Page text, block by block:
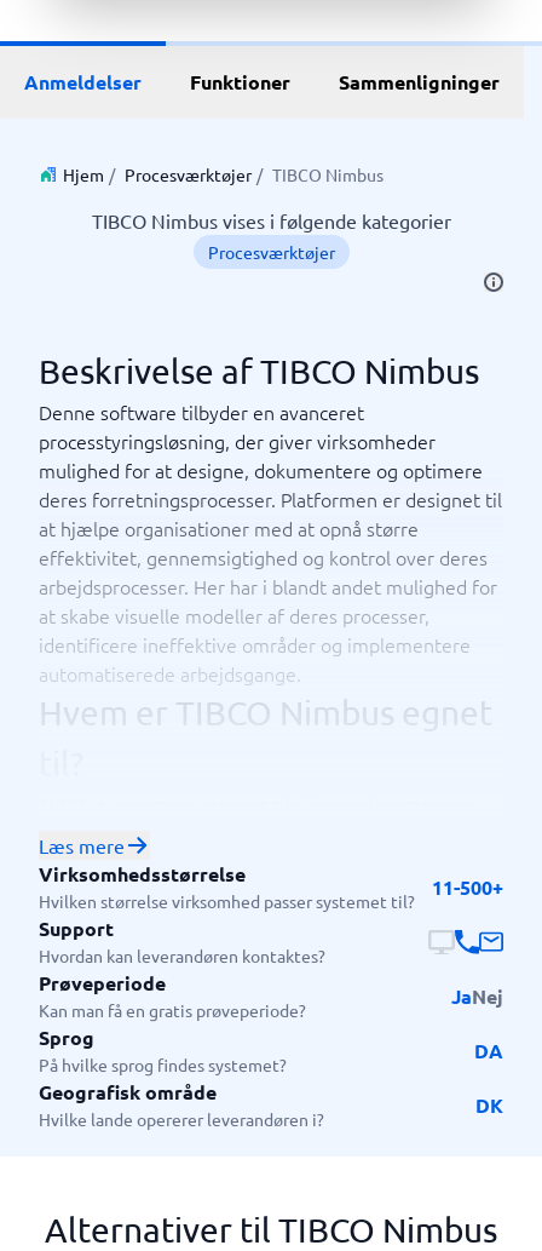
Anmeldelser Funktioner Sammenligninger
Hjem / Procesværktøjer / TIBCO Nimbus
TIBCO Nimbus vises i følgende kategorier
Procesværktøjer
Beskrivelse af TIBCO Nimbus
Denne software tilbyder en avanceret
processtyringsløsning, der giver virksomheder
mulighed for at designe, dokumentere og optimere
deres forretningsprocesser. Platformen er designet til
at hjælpe organisationer med at opnå større
effektivitet, gennemsigtighed og kontrol over deres
arbejdsprocesser. Her har i blandt andet mulighed for
at skabe visuelle modeller af deres processer,
identificere ineffektive områder og implementere
automatiserede arbejdsgange.
Hvem er TIBCO Nimbus egnet
store virksomheder, herunder
produktionsvirksomheder, finansielle institutioner,
sundhedssektoren, detailhandel og meget mere. Det
henvender sig specielt til virksomheder der ønsker at
optimere deres forretningsprocesser.
Læs mere
Virksomhedsstørrelse
Hvilken størrelse virksomhed passer systemet til?
11-500+
Support
Hvordan kan leverandøren kontaktes?
Prøveperiode
Kan man få en gratis prøveperiode?
JaNej
Sprog
På hvilke sprog findes systemet?
DA
Geografisk område
Hvilke lande opererer leverandøren i?
DK
Alternativer til TIBCO Nimbus